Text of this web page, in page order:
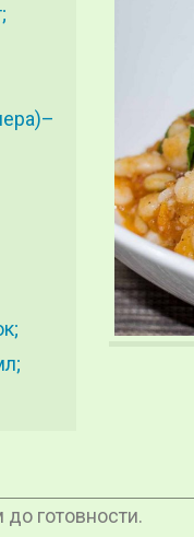
готовности.